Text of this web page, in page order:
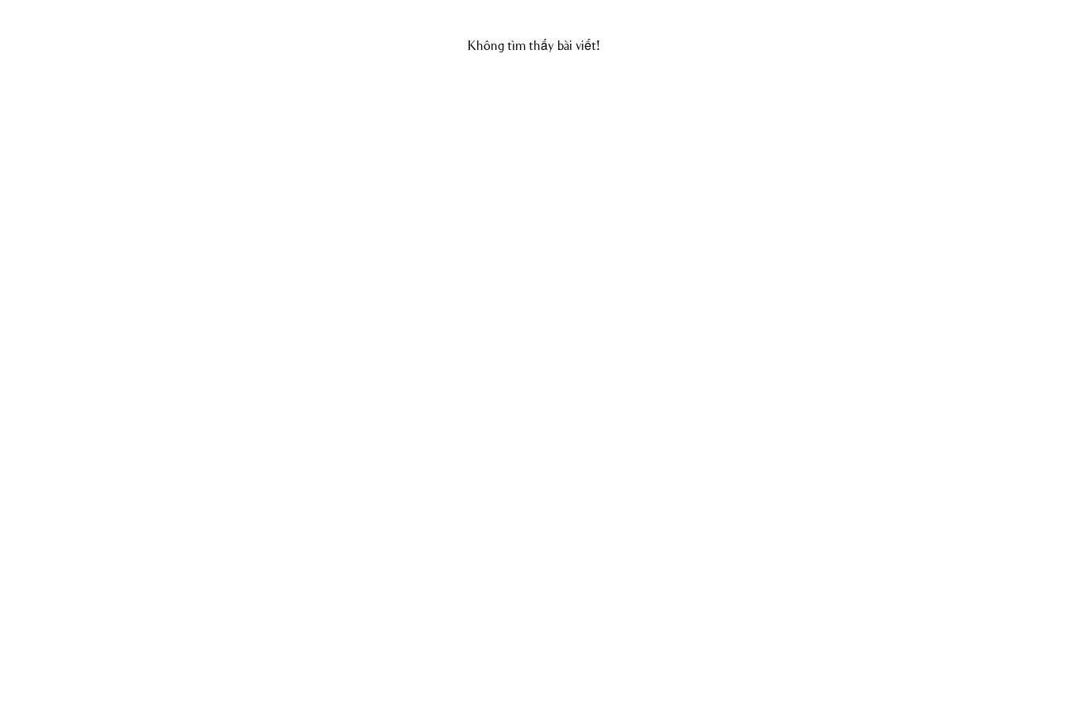
Không tìm thấy bài viết!